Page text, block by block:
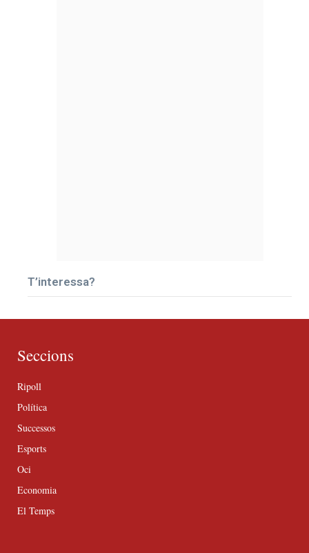
T’interessa?
Seccions
Ripoll
Política
Successos
Esports
Oci
Economia
El Temps